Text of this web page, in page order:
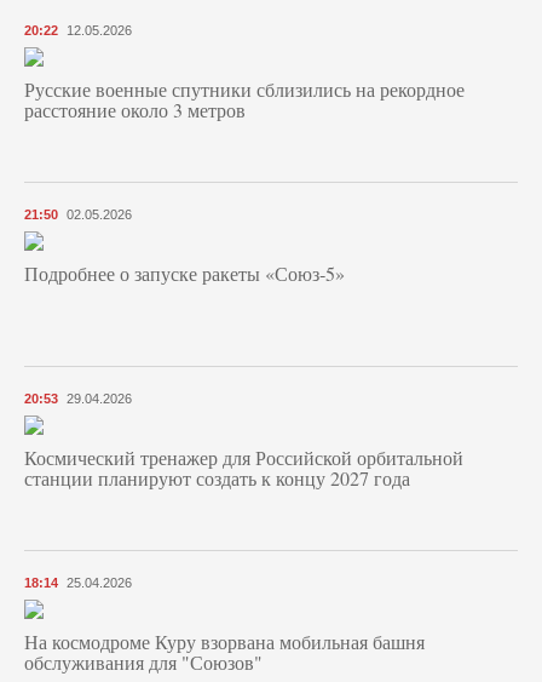
20:22 12.05.2026
Русские военные спутники сблизились на рекордное
расстояние около 3 метров
21:50 02.05.2026
Подробнее о запуске ракеты «Союз‑5»
20:53 29.04.2026
Космический тренажер для Российской орбитальной
станции планируют создать к концу 2027 года
18:14 25.04.2026
На космодроме Куру взорвана мобильная башня
обслуживания для "Союзов"